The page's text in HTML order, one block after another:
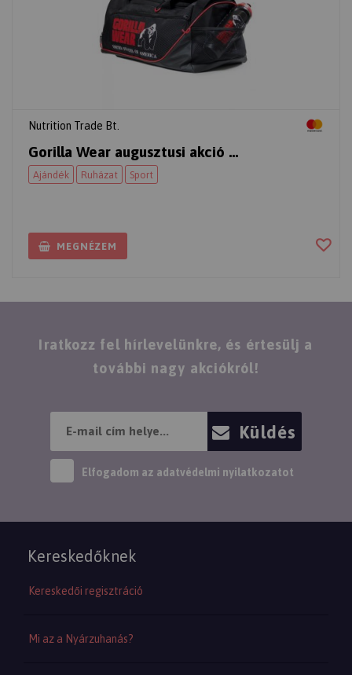
Nutrition Trade Bt.
Gorilla Wear augusztusi akció ...
Ajándék Ruházat Sport
MEGNÉZEM
Iratkozz fel hírlevelünkre, és értesülj a
további nagy akciókról!
Küldés
Elfogadom az adatvédelmi nyilatkozatot
Kereskedőknek
Kereskedői regisztráció
Mi az a Nyárzuhanás?